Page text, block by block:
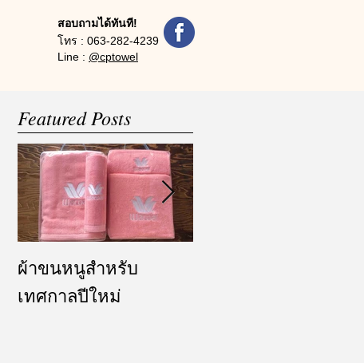
สอบถามได้ทันที!
โทร : 063-282-4239
Line : @cptowel
Featured Posts
ผ้าขนหนูสำหรับ
เทศกาลปีใหม่